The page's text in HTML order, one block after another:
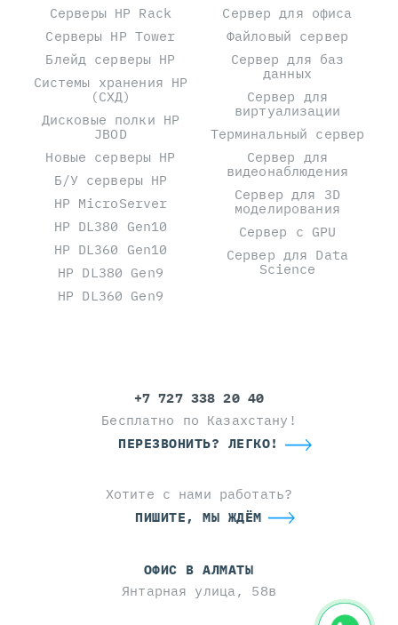
Серверы HP Rack
Серверы HP Tower
Блейд серверы HP
Системы хранения HP
(СХД)
Дисковые полки HP
JBOD
Новые серверы HP
Б/У серверы HP
HP MicroServer
HP DL380 Gen10
HP DL360 Gen10
HP DL380 Gen9
HP DL360 Gen9
Сервер для офиса
Файловый сервер
Сервер для баз
данных
Сервер для
виртуализации
Терминальный сервер
Сервер для
видеонаблюдения
Сервер для 3D
моделирования
Сервер с GPU
Сервер для Data
Science
+7 727 338 20 40
Бесплатно по Казахстану!
ПЕРЕЗВОНИТЬ? ЛЕГКО!
Хотите с нами работать?
ПИШИТЕ, МЫ ЖДЁМ
ОФИС В АЛМАТЫ
Янтарная улица, 58в